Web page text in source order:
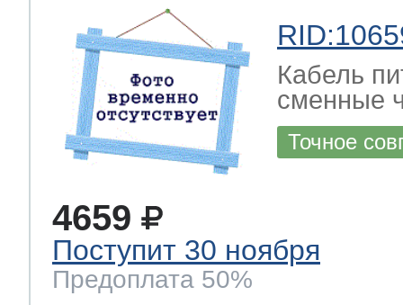
Кабель
сменные
Точное
4659
Поступит 30 ноября
Предоплата 50%